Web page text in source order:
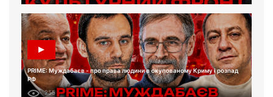
PRIME: Муждабаєв - про права людини в окупованому Криму і розпад
РФ
255